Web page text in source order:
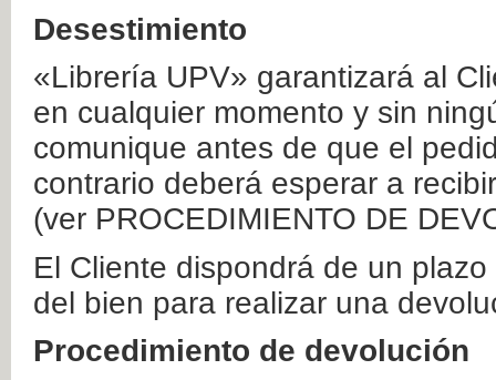
Desestimiento
«Librería UPV» garantizará al
en cualquier momento y sin
comunique antes de que el
contrario deberá esperar a
(ver PROCEDIMIENTO DE
El Cliente dispondrá de un
del bien para realizar una
Procedimiento de devolución